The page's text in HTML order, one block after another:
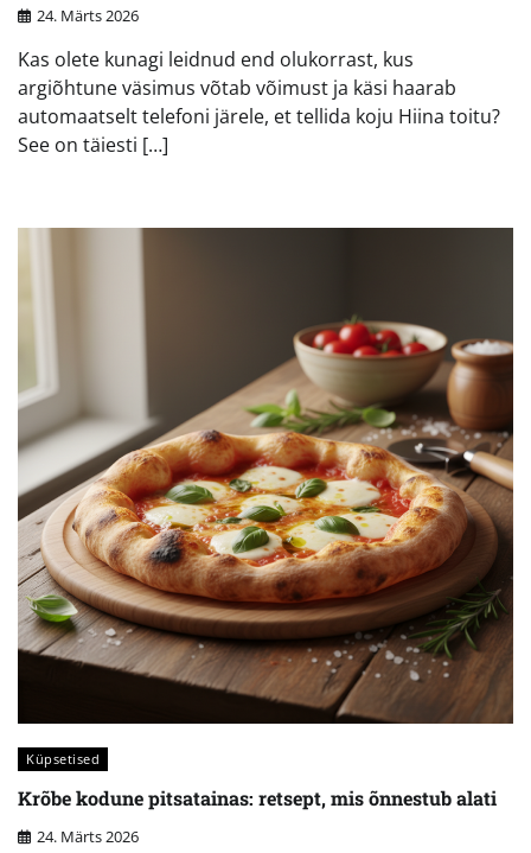
24. Märts 2026
Kas olete kunagi leidnud end olukorrast, kus
argiõhtune väsimus võtab võimust ja käsi haarab
automaatselt telefoni järele, et tellida koju Hiina toitu?
See on täiesti […]
Küpsetised
Krõbe kodune pitsatainas: retsept, mis õnnestub alati
24. Märts 2026